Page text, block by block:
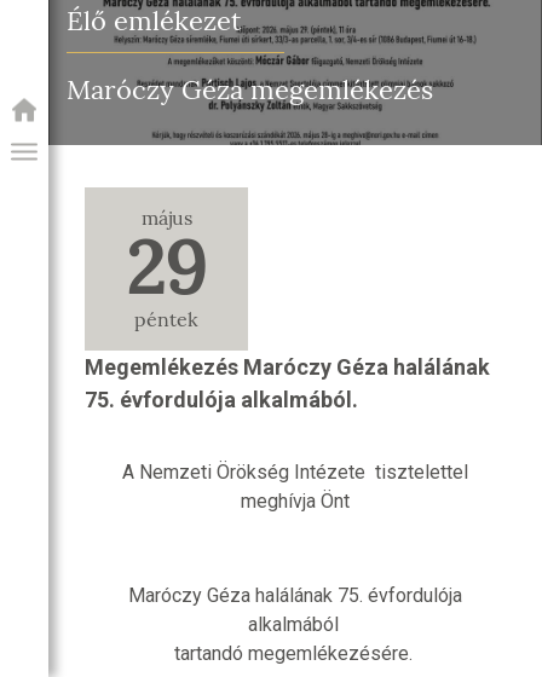
Élő emlékezet
Maróczy Géza megemlékezés
május
29
péntek
Megemlékezés Maróczy Géza halálának
75. évfordulója alkalmából.
A Nemzeti Örökség Intézete tisztelettel
meghívja Önt
Maróczy Géza halálának 75. évfordulója
alkalmából
tartandó megemlékezésére.